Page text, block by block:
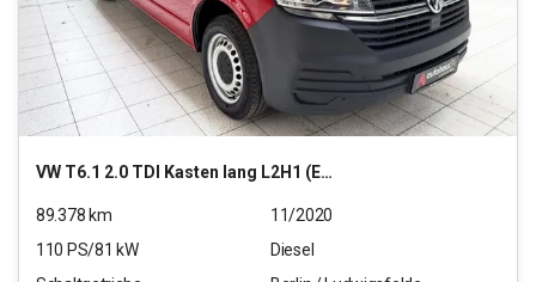
VW T6.1 2.0 TDI Kasten lang L2H1 (EURO 6d-TEMP)
89.378 km
11/2020
110 PS/81 kW
Diesel